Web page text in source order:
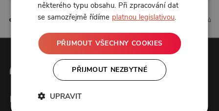
0 líbí 0 komentářů
Forendors
některého typu obsahu. Při zpracování dat
se samozřejmě řídíme platnou legislativou.
PŘIJMOUT VŠECHNY COOKIES
PŘIJMOUT NEZBYTNÉ
UPRAVIT